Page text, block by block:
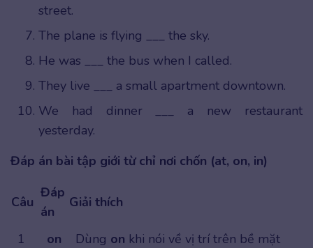
street.
The plane is flying ___ the sky.
He was ___ the bus when I called.
They live ___ a small apartment downtown.
We had dinner ___ a new restaurant
yesterday.
Đáp án bài tập giới từ chỉ nơi chốn (at, on, in)
Câu
Đáp
án
Giải thích
1 on Dùng on khi nói về vị trí trên bề mặt